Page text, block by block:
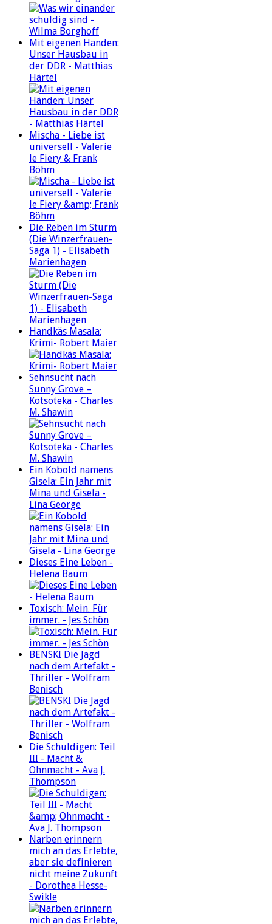
Mit eigenen Händen:
Unser Hausbau in
der DDR - Matthias
Härtel
Mischa - Liebe ist
universell - Valerie
le Fiery & Frank
Böhm
Die Reben im Sturm
(Die Winzerfrauen-
Saga 1) - Elisabeth
Marienhagen
Handkäs Masala:
Krimi- Robert Maier
Sehnsucht nach
Sunny Grove –
Kotsoteka - Charles
M. Shawin
Ein Kobold namens
Gisela: Ein Jahr mit
Mina und Gisela -
Lina George
Dieses Eine Leben -
Helena Baum
Toxisch: Mein. Für
immer. - Jes Schön
BENSKI Die Jagd
nach dem Artefakt -
Thriller - Wolfram
Benisch
Die Schuldigen: Teil
III - Macht &
Ohnmacht - Ava J.
Thompson
Narben erinnern
mich an das Erlebte,
aber sie definieren
nicht meine Zukunft
- Dorothea Hesse-
Swikle